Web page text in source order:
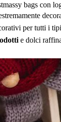
bags con
per tutti i
e dolci